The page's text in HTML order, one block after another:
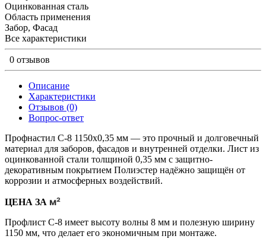
Оцинкованная сталь
Область применения
Забор, Фасад
Все характеристики
0 отзывов
Описание
Характеристики
Отзывов (0)
Вопрос-ответ
Профнастил С-8 1150х0,35 мм — это прочный и долговечный
материал для заборов, фасадов и внутренней отделки. Лист из
оцинкованной стали толщиной 0,35 мм с защитно-
декоративным покрытием Полиэстер надёжно защищён от
коррозии и атмосферных воздействий.
ЦЕНА ЗА м²
Профлист С-8 имеет высоту волны 8 мм и полезную ширину
1150 мм, что делает его экономичным при монтаже.